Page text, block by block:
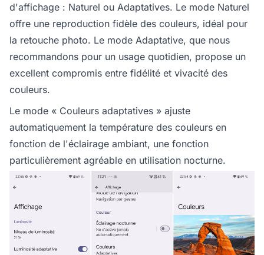
d'affichage : Naturel ou Adaptatives. Le mode Naturel
offre une reproduction fidèle des couleurs, idéal pour
la retouche photo. Le mode Adaptative, que nous
recommandons pour un usage quotidien, propose un
excellent compromis entre fidélité et vivacité des
couleurs.
Le mode « Couleurs adaptatives » ajuste
automatiquement la température des couleurs en
fonction de l'éclairage ambiant, une fonction
particulièrement agréable en utilisation nocturne.